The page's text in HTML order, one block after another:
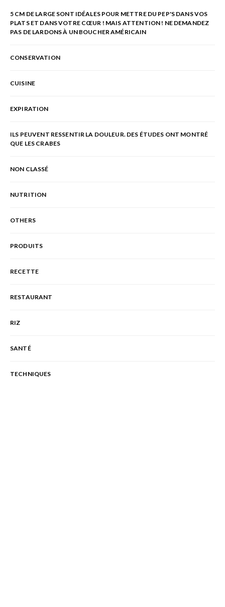
5 CM DE LARGE SONT IDÉALES POUR METTRE DU PEP'S DANS VOS
PLATS ET DANS VOTRE CŒUR ! MAIS ATTENTION ! NE DEMANDEZ
PAS DE LARDONS À UN BOUCHER AMÉRICAIN
CONSERVATION
CUISINE
EXPIRATION
ILS PEUVENT RESSENTIR LA DOULEUR. DES ÉTUDES ONT MONTRÉ
QUE LES CRABES
NON CLASSÉ
NUTRITION
OTHERS
PRODUITS
RECETTE
RESTAURANT
RIZ
SANTÉ
TECHNIQUES